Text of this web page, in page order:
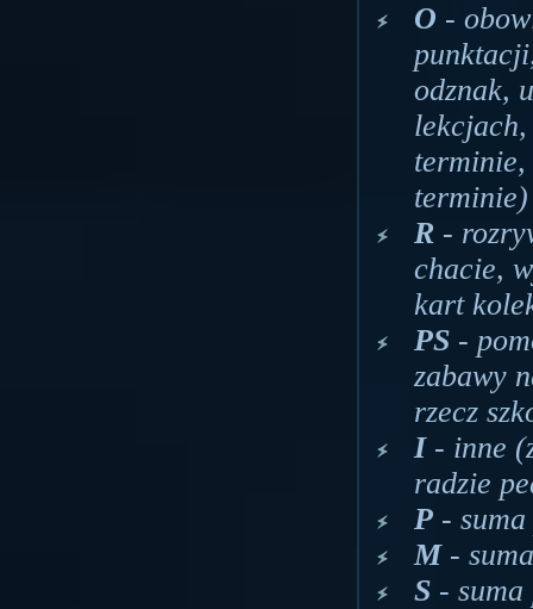
O -
odznak,
lekcjach,
terminie,
terminie)
R -
chacie,
kart
PS -
zabawy
rzecz
I- inne
radzie
P -
M-
S -